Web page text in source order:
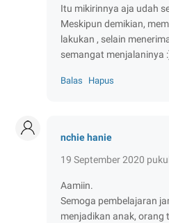
Itu mikirinnya aja udah
Meskipun demikian,
lakukan , selain
semangat menjalaninya
Balas Hapus
nchie hanie
19 September 2020
Aamiin.
Semoga pembelajaran
menjadikan anak, orang